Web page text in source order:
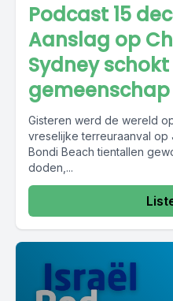
Podcast 15
Aanslag op
Sydney
Gisteren werd de wereld
vreselijke terreuraanval
Bondi Beach tientallen
doden,...